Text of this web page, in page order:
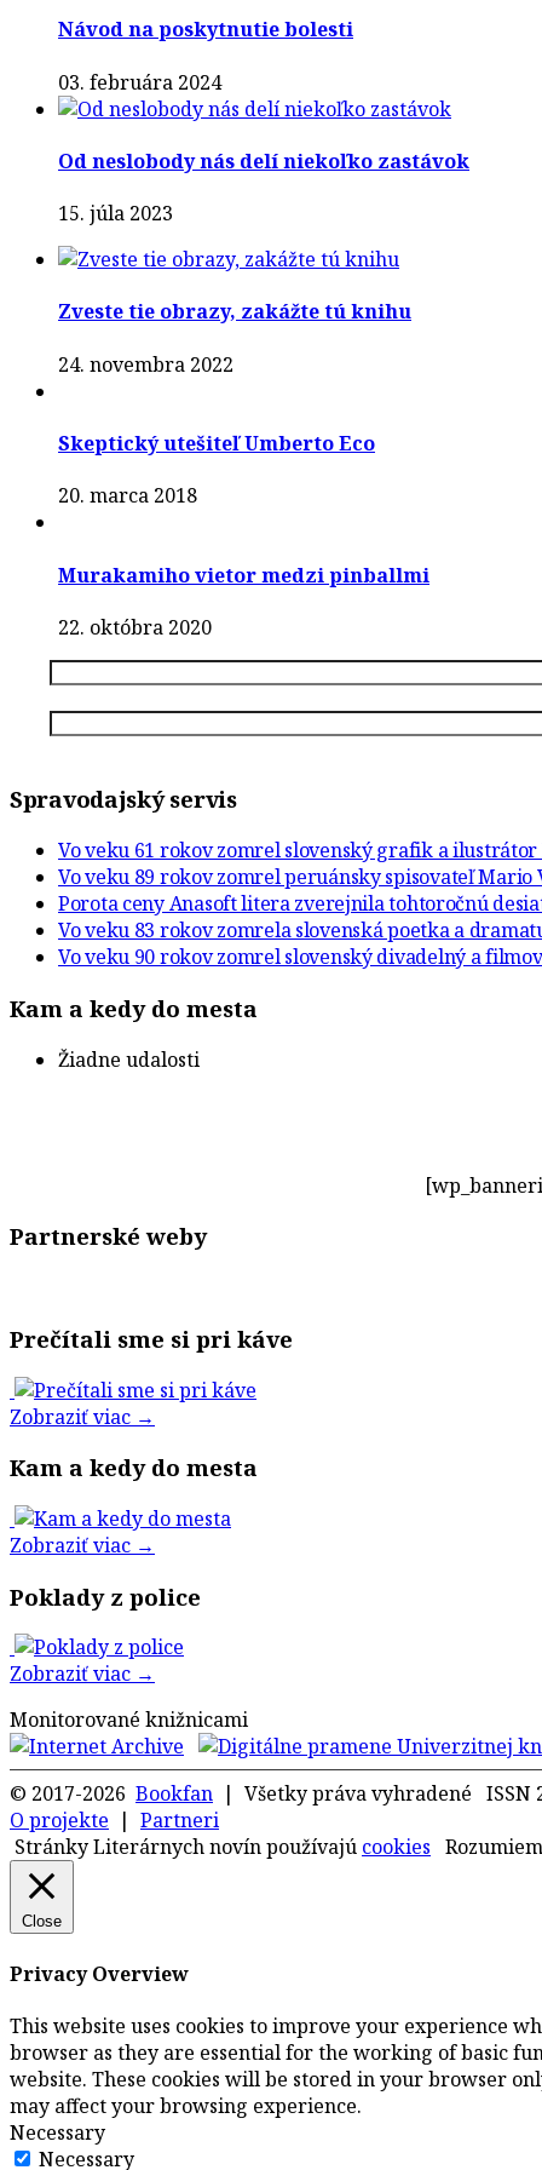
Návod na poskytnutie bolesti
03. februára 2024
Od neslobody nás delí niekoľko zastávok
15. júla 2023
Zveste tie obrazy, zakážte tú knihu
24. novembra 2022
Skeptický utešiteľ Umberto Eco
20. marca 2018
Murakamiho vietor medzi pinballmi
22. októbra 2020
Spravodajský servis
Vo veku 61 rokov zomrel slovenský grafik a ilustrátor
Vo veku 89 rokov zomrel peruánsky spisovateľ Mario
Porota ceny Anasoft litera zverejnila tohtoročnú
Vo veku 83 rokov zomrela slovenská poetka a
Vo veku 90 rokov zomrel slovenský divadelný a
Kam a kedy do mesta
Žiadne udalosti
Partnerské weby
Prečítali sme si pri káve
Zobraziť viac →
Kam a kedy do mesta
Zobraziť viac →
Poklady z police
Zobraziť viac →
Monitorované knižnicami
© 2017-2026 Bookfan | Všetky práva vyhradené ISSN
O projekte | Partneri
Stránky Literárnych novín používajú cookies Rozumiem
Close
Privacy Overview
This website uses cookies to improve your experience
browser as they are essential for the working of basic
website. These cookies will be stored in your browser
may affect your browsing experience.
Necessary
Necessary